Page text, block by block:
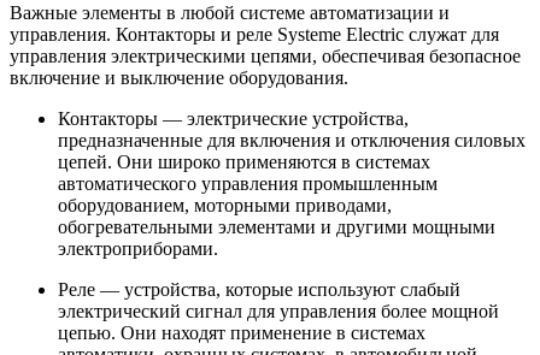
Важные элементы в любой системе автоматизации и
управления. Контакторы и реле Systeme Electric служат для
управления электрическими цепями, обеспечивая безопасное
включение и выключение оборудования.
Контакторы — электрические устройства,
предназначенные для включения и отключения силовых
цепей. Они широко применяются в системах
автоматического управления промышленным
оборудованием, моторными приводами,
обогревательными элементами и другими мощными
электроприборами.
Реле — устройства, которые используют слабый
электрический сигнал для управления более мощной
цепью. Они находят применение в системах